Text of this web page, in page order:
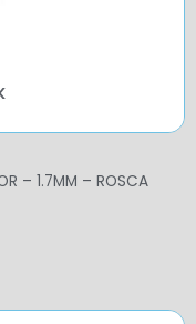
– 1.7MM – ROSCA